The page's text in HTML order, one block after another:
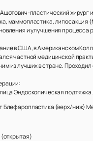
пластический
маммопластика, липосакция
и улучшения
в США, в Американском
частной медицинской
из лучших в стране.
Эндоскопическая подтяжка
(верх/ниж)